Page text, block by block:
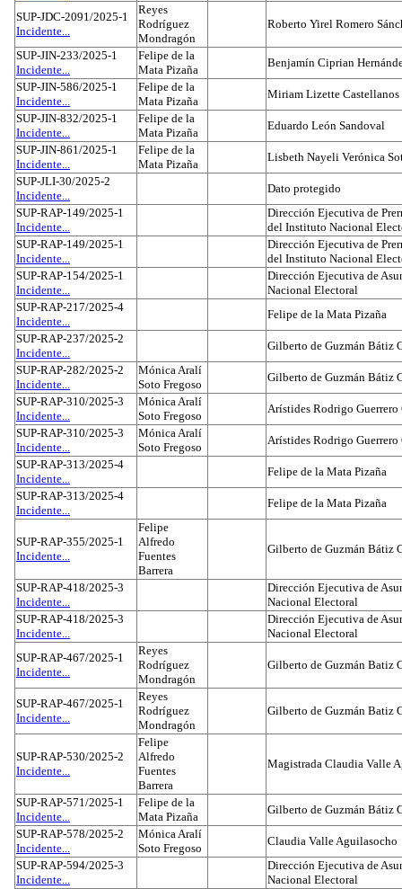
SUP-JDC-2091/2025-1
Incidente...
Reyes
Rodríguez
Mondragón
Roberto Yirel Romero
SUP-JIN-233/2025-1
Incidente...
Felipe de la
Mata Pizaña
Benjamín Ciprian
SUP-JIN-586/2025-1
Incidente...
Felipe de la
Mata Pizaña
Miriam Lizette Castellanos
SUP-JIN-832/2025-1
Incidente...
Felipe de la
Mata Pizaña
Eduardo León Sandoval
SUP-JIN-861/2025-1
Incidente...
Felipe de la
Mata Pizaña
Lisbeth Nayeli Verónica
SUP-JLI-30/2025-2
Incidente...
Dato protegido
SUP-RAP-149/2025-1
Incidente...
Dirección Ejecutiva de
del Instituto Nacional
SUP-RAP-149/2025-1
Incidente...
Dirección Ejecutiva de
del Instituto Nacional
SUP-RAP-154/2025-1
Incidente...
Dirección Ejecutiva de
Nacional Electoral
SUP-RAP-217/2025-4
Incidente...
Felipe de la Mata Pizaña
SUP-RAP-237/2025-2
Incidente...
Gilberto de Guzmán Bátiz
SUP-RAP-282/2025-2
Incidente...
Mónica Aralí
Soto Fregoso
Gilberto de Guzmán Bátiz
SUP-RAP-310/2025-3
Incidente...
Mónica Aralí
Soto Fregoso
Arístides Rodrigo Guerrero
SUP-RAP-310/2025-3
Incidente...
Mónica Aralí
Soto Fregoso
Arístides Rodrigo Guerrero
SUP-RAP-313/2025-4
Incidente...
Felipe de la Mata Pizaña
SUP-RAP-313/2025-4
Incidente...
Felipe de la Mata Pizaña
SUP-RAP-355/2025-1
Incidente...
Felipe
Alfredo
Fuentes
Barrera
Gilberto de Guzmán Bátiz
SUP-RAP-418/2025-3
Incidente...
Dirección Ejecutiva de
Nacional Electoral
SUP-RAP-418/2025-3
Incidente...
Dirección Ejecutiva de
Nacional Electoral
SUP-RAP-467/2025-1
Incidente...
Reyes
Rodríguez
Mondragón
Gilberto de Guzmán Batiz
SUP-RAP-467/2025-1
Incidente...
Reyes
Rodríguez
Mondragón
Gilberto de Guzmán Batiz
SUP-RAP-530/2025-2
Incidente...
Felipe
Alfredo
Fuentes
Barrera
Magistrada Claudia Valle
SUP-RAP-571/2025-1
Incidente...
Felipe de la
Mata Pizaña
Gilberto de Guzmán Bátiz
SUP-RAP-578/2025-2
Incidente...
Mónica Aralí
Soto Fregoso
Claudia Valle Aguilasocho
SUP-RAP-594/2025-3
Incidente...
Dirección Ejecutiva de
Nacional Electoral